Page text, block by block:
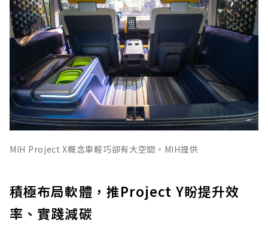
MIH Project X概念車輕巧卻有大空間。MIH提供
積極布局軟體，推Project Y盼提升效
率、實踐減碳